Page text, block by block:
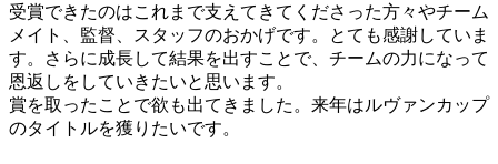
受賞できたのはこれまで支えてきてくださった方々やチーム
メイト、監督、スタッフのおかげです。とても感謝していま
す。さらに成長して結果を出すことで、チームの力になって
恩返しをしていきたいと思います。
賞を取ったことで欲も出てきました。来年はルヴァンカップ
のタイトルを獲りたいです。